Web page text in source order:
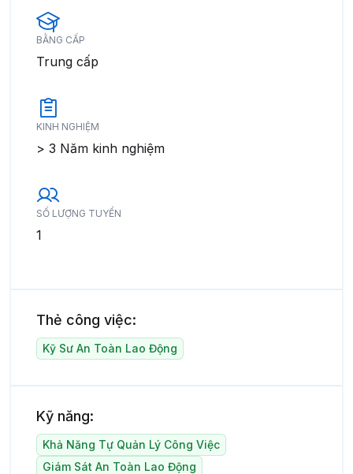
BẰNG CẤP
Trung cấp
KINH NGHIỆM
> 3 Năm kinh nghiệm
SỐ LƯỢNG TUYỂN
1
Thẻ công việc:
Kỹ Sư An Toàn Lao Động
Kỹ năng:
Khả Năng Tự Quản Lý Công Việc
Giám Sát An Toàn Lao Động